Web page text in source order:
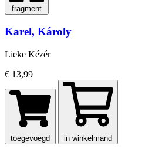
fragment
Karel, Károly
Lieke Kézér
€ 13,99
toegevoegd in winkelmand